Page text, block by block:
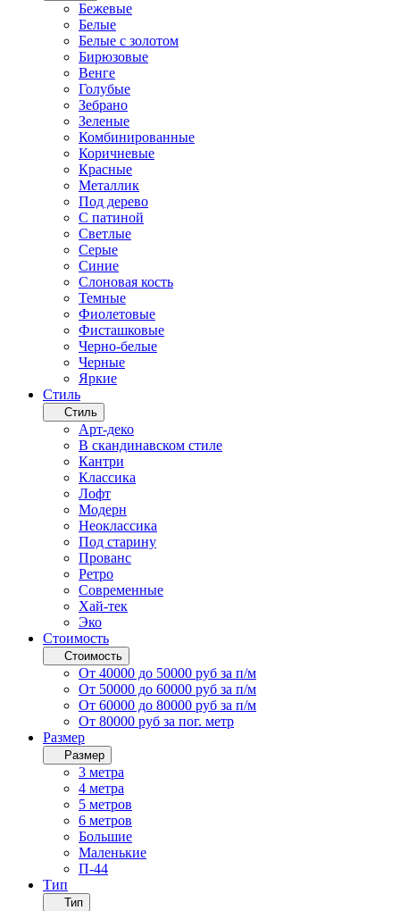
Бежевые
Белые
Белые с золотом
Бирюзовые
Венге
Голубые
Зебрано
Зеленые
Комбинированные
Коричневые
Красные
Металлик
Под дерево
С патиной
Светлые
Серые
Синие
Слоновая кость
Темные
Фиолетовые
Фисташковые
Черно-белые
Черные
Яркие
Стиль
Стиль
Арт-деко
В скандинавском стиле
Кантри
Классика
Лофт
Модерн
Неоклассика
Под старину
Прованс
Ретро
Современные
Хай-тек
Эко
Стоимость
Стоимость
От 40000 до 50000 руб за п/м
От 50000 до 60000 руб за п/м
От 60000 до 80000 руб за п/м
От 80000 руб за пог. метр
Размер
Размер
3 метра
4 метра
5 метров
6 метров
Большие
Маленькие
П-44
Тип
Тип